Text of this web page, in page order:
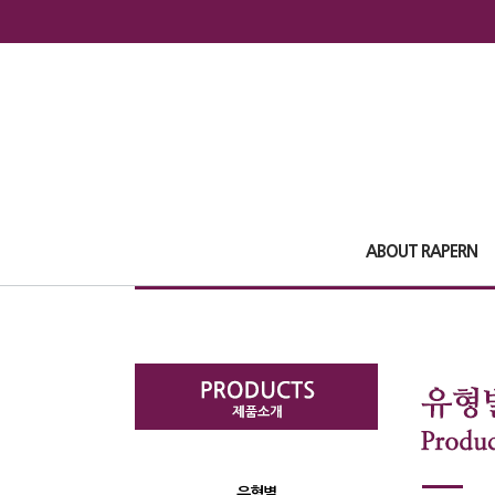
ABOUT RAPERN